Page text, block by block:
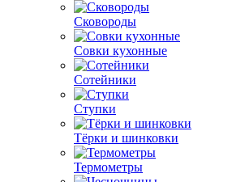
Сковороды
Совки кухонные
Сотейники
Ступки
Тёрки и шинковки
Термометры